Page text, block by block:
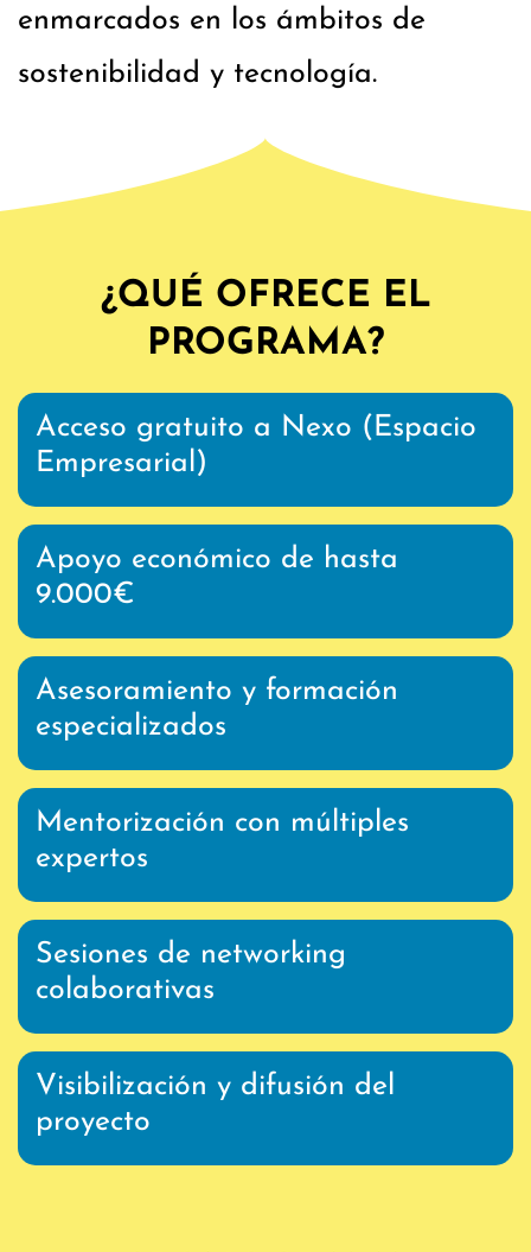
enmarcados en los ámbitos de
sostenibilidad y tecnología.
¿QUÉ OFRECE EL
PROGRAMA?
Acceso gratuito a Nexo (Espacio
Empresarial)
Apoyo económico de hasta
9.000€
Asesoramiento y formación
especializados
Mentorización con múltiples
expertos
Sesiones de networking
colaborativas
Visibilización y difusión del
proyecto